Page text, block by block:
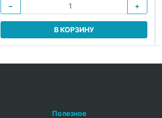
−
+
В КОРЗИНУ
Полезное